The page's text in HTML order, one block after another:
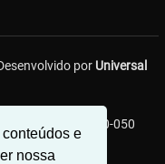
e
nossa
por Universal
SP - CEP: 13600-050